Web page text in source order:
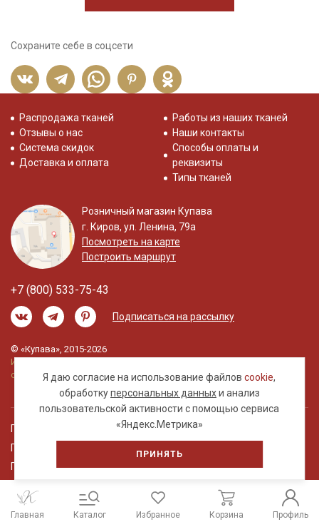
Сохраните себе в соцсети
Я даю согласие на использование файловcookie,
обработкуперсональных данныхи анализ
пользовательской активности с помощью сервиса
«Яндекс.Метрика»
ПРИНЯТЬ
Распродажа тканей
Отзывы о нас
Система скидок
Доставка и оплата
Работы из наших тканей
Наши контакты
Способы оплаты и
реквизиты
Типы тканей
Розничный магазин Купава
г. Киров, ул. Ленина, 79а
Посмотреть на карте
Построить маршрут
+7 (800) 533-75-43
Подписаться на рассылку
© «Купава», 2015-2026
Информация на сайте не является публичной
офертой.
Правовая информация
Политика обработки персональных данных
Пользовательское соглашение
Главная Каталог Избранное Корзина Профиль